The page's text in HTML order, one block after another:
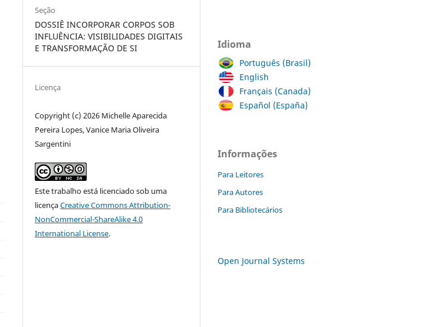
Seção
DOSSIÊ INCORPORAR CORPOS SOB
INFLUÊNCIA: VISIBILIDADES DIGITAIS
E TRANSFORMAÇÃO DE SI
Licença
Copyright (c) 2026 Michelle Aparecida
Pereira Lopes, Vanice Maria Oliveira
Sargentini
Este trabalho está licenciado sob uma
licençaCreative Commons Attribution-
NonCommercial-ShareAlike 4.0
International License.
Idioma
Português (Brasil)
English
Français (Canada)
Español (España)
Informações
Para Leitores
Para Autores
Para Bibliotecários
Open Journal Systems